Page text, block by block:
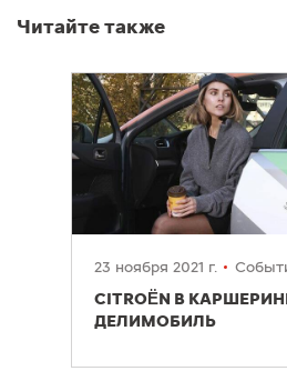
Читайте также
23 ноября 2021 г.
CITROËN В
ДЕЛИМОБИЛЬ